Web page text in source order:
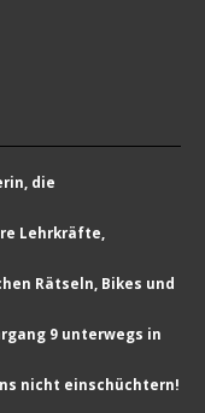
die
Lehrkräfte,
Rätseln, Bikes und
9 unterwegs in
nicht einschüchtern!